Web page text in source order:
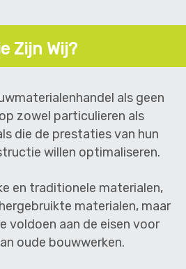
Zijn Wij?
als geen
zowel particulieren als
die de prestaties van hun
willen optimaliseren.
en traditionele materialen,
materialen, maar
voldoen aan de eisen voor
oude bouwwerken.